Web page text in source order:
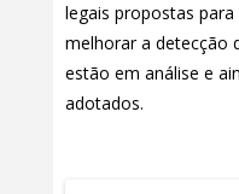
legais propostas
melhorar a detecção
estão em análise e
adotados.